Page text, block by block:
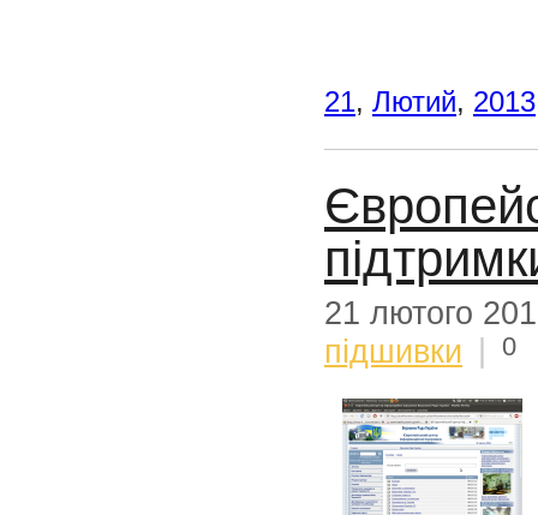
21, Лютий, 2013
21 лютого
підшивки
0